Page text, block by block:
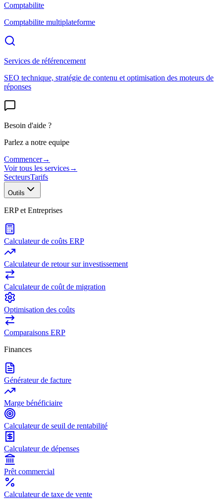
Comptabilite
Comptabilite multiplateforme
Services de référencement
SEO technique, stratégie de contenu et optimisation des moteurs de
réponses
Besoin d'aide ?
Parlez a notre equipe
Commencer→
Voir tous les services→
SecteursTarifs
Outils
ERP et Entreprises
Calculateur de coûts ERP
Calculateur de retour sur investissement
Calculateur de coût de migration
Optimisation des coûts
Comparaisons ERP
Finances
Générateur de facture
Marge bénéficiaire
Calculateur de seuil de rentabilité
Calculateur de dépenses
Prêt commercial
Calculateur de taxe de vente